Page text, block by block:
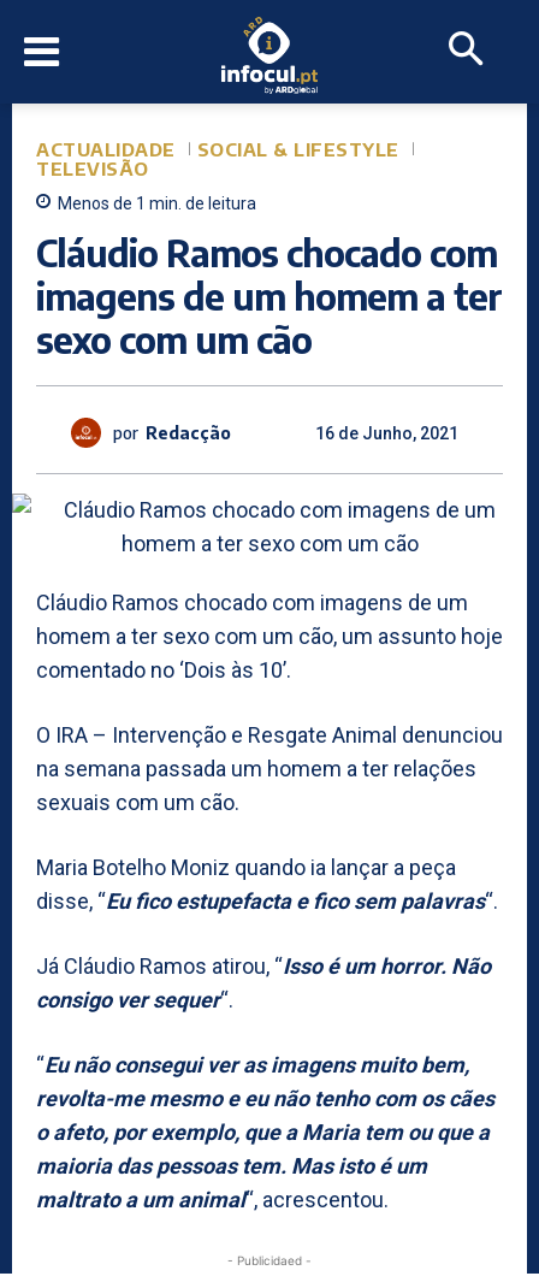
ACTUALIDADE
SOCIAL & LIFESTYLE
TELEVISÃO
Menos de 1 min. de leitura
Cláudio Ramos chocado com
imagens de um homem a ter
sexo com um cão
por Redacção 16 de Junho, 2021
Cláudio Ramos chocado com imagens de um
homem a ter sexo com um cão, um assunto hoje
comentado no ‘Dois às 10’.
O IRA – Intervenção e Resgate Animal denunciou
na semana passada um homem a ter relações
sexuais com um cão.
Maria Botelho Moniz quando ia lançar a peça
disse, “Eu fico estupefacta e fico sem palavras“.
Já Cláudio Ramos atirou, “Isso é um horror. Não
consigo ver sequer“.
“Eu não consegui ver as imagens muito bem,
revolta-me mesmo e eu não tenho com os cães
o afeto, por exemplo, que a Maria tem ou que a
maioria das pessoas tem. Mas isto é um
maltrato a um animal“, acrescentou.
- Publicidaed -